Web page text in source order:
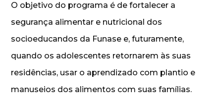
O objetivo do programa é de fortalecer a
segurança alimentar e nutricional dos
socioeducandos da Funase e, futuramente,
quando os adolescentes retornarem às suas
residências, usar o aprendizado com plantio e
manuseios dos alimentos com suas famílias.